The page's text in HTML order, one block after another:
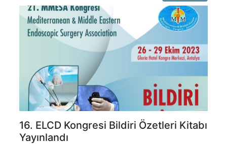
16. ELCD Kongresi Bildiri Özetleri Kitabı
Yayınlandı